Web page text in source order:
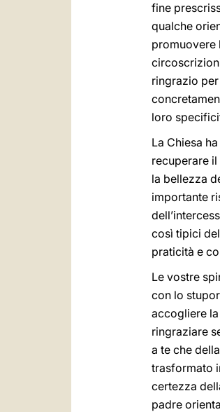
fine
qualche
promuovere
ringrazio
loro
La Chiesa
recuperare
la bellezza
importante
così tipici
praticità e
Le vostre
con lo
accogliere
ringraziare
a te che
trasformato
certezza
padre